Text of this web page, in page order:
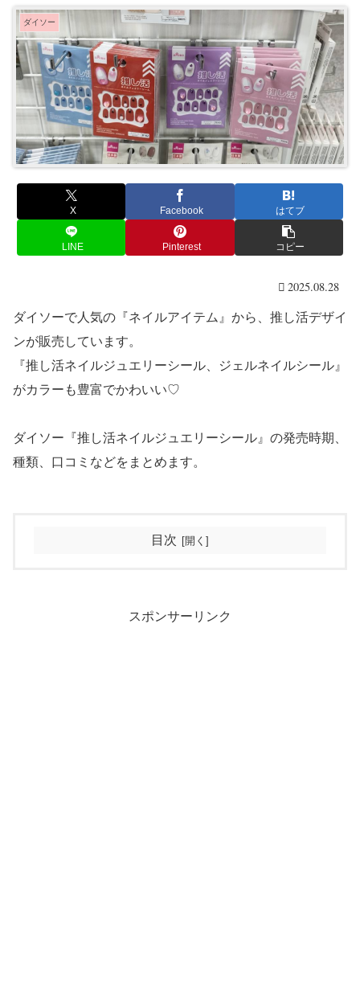
ダイソー
X Facebook はてブ
LINE Pinterest コピー
2025.08.28
ダイソーで人気の『ネイルアイテム』から、推し活デザイ
ンが販売しています。
『推し活ネイルジュエリーシール、ジェルネイルシール』
がカラーも豊富でかわいい♡
ダイソー『推し活ネイルジュエリーシール』の発売時期、
種類、口コミなどをまとめます。
目次
スポンサーリンク